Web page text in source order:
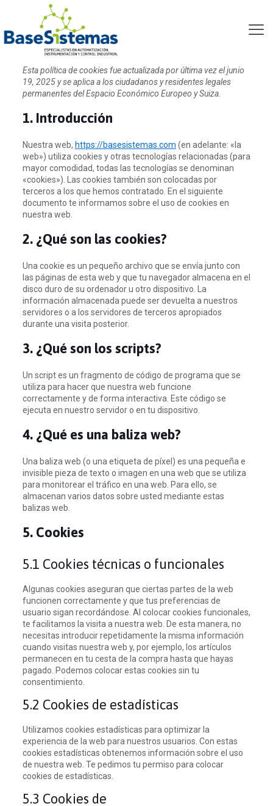
Política de cookies (UE)
Esta política de cookies fue actualizada por última vez el junio
19, 2025 y se aplica a los ciudadanos y residentes legales
permanentes del Espacio Económico Europeo y Suiza.
1. Introducción
Nuestra web, https://basesistemas.com (en adelante: «la
web») utiliza cookies y otras tecnologías relacionadas (para
mayor comodidad, todas las tecnologías se denominan
«cookies»). Las cookies también son colocadas por
terceros a los que hemos contratado. En el siguiente
documento te informamos sobre el uso de cookies en
nuestra web.
2. ¿Qué son las cookies?
Una cookie es un pequeño archivo que se envía junto con
las páginas de esta web y que tu navegador almacena en el
disco duro de su ordenador u otro dispositivo. La
información almacenada puede ser devuelta a nuestros
servidores o a los servidores de terceros apropiados
durante una visita posterior.
3. ¿Qué son los scripts?
Un script es un fragmento de código de programa que se
utiliza para hacer que nuestra web funcione
correctamente y de forma interactiva. Este código se
ejecuta en nuestro servidor o en tu dispositivo.
4. ¿Qué es una baliza web?
Una baliza web (o una etiqueta de píxel) es una pequeña e
invisible pieza de texto o imagen en una web que se utiliza
para monitorear el tráfico en una web. Para ello, se
almacenan varios datos sobre usted mediante estas
balizas web.
5. Cookies
5.1 Cookies técnicas o funcionales
Algunas cookies aseguran que ciertas partes de la web
funcionen correctamente y que tus preferencias de
usuario sigan recordándose. Al colocar cookies funcionales,
te facilitamos la visita a nuestra web. De esta manera, no
necesitas introducir repetidamente la misma información
cuando visitas nuestra web y, por ejemplo, los artículos
permanecen en tu cesta de la compra hasta que hayas
pagado. Podemos colocar estas cookies sin tu
consentimiento.
5.2 Cookies de estadísticas
Utilizamos cookies estadísticas para optimizar la
experiencia de la web para nuestros usuarios. Con estas
cookies estadísticas obtenemos información sobre el uso
de nuestra web. Te pedimos tu permiso para colocar
cookies de estadísticas.
5.3 Cookies de